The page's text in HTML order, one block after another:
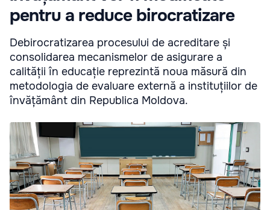
pentru a reduce birocratizare
Debirocratizarea procesului de acreditare și
consolidarea mecanismelor de asigurare a
calității în educație reprezintă noua măsură din
metodologia de evaluare externă a instituțiilor de
învățământ din Republica Moldova.